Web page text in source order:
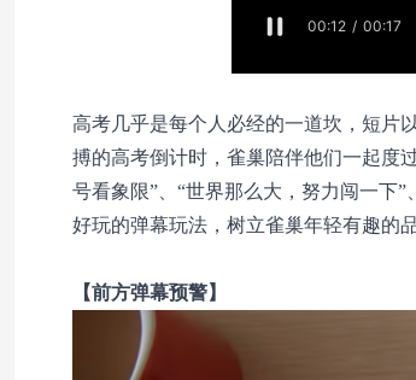
高考几乎是每个人必经的一道坎，短片
搏的高考倒计时，雀巢陪伴他们一起度
号看象限”、“世界那么大，努力闯一下
好玩的弹幕玩法，树立雀巢年轻有趣的
【前方弹幕预警】